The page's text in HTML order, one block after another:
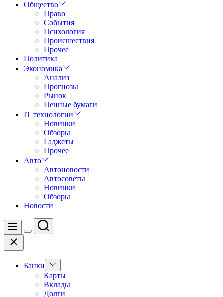
Общество
Право
События
Психология
Происшествия
Прочее
Политика
Экономика
Анализ
Прогнозы
Рынок
Ценные бумаги
IT технологии
Новинки
Обзоры
Гаджеты
Прочее
Авто
Автоновости
Автосоветы
Новинки
Обзоры
Новости
Меню
Цвет
Поиск
Закрыть
Банки
Показать
подменю
Карты
Вклады
Долги